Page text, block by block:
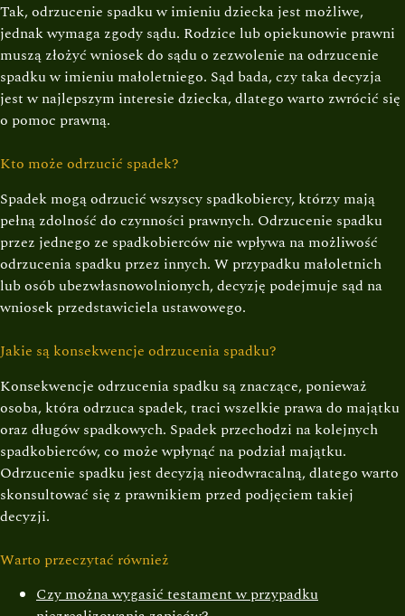
Tak, odrzucenie spadku w imieniu dziecka jest możliwe,
jednak wymaga zgody sądu. Rodzice lub opiekunowie prawni
muszą złożyć wniosek do sądu o zezwolenie na odrzucenie
spadku w imieniu małoletniego. Sąd bada, czy taka decyzja
jest w najlepszym interesie dziecka, dlatego warto zwrócić się
o pomoc prawną.
Kto może odrzucić spadek?
Spadek mogą odrzucić wszyscy spadkobiercy, którzy mają
pełną zdolność do czynności prawnych. Odrzucenie spadku
przez jednego ze spadkobierców nie wpływa na możliwość
odrzucenia spadku przez innych. W przypadku małoletnich
lub osób ubezwłasnowolnionych, decyzję podejmuje sąd na
wniosek przedstawiciela ustawowego.
Jakie są konsekwencje odrzucenia spadku?
Konsekwencje odrzucenia spadku są znaczące, ponieważ
osoba, która odrzuca spadek, traci wszelkie prawa do majątku
oraz długów spadkowych. Spadek przechodzi na kolejnych
spadkobierców, co może wpłynąć na podział majątku.
Odrzucenie spadku jest decyzją nieodwracalną, dlatego warto
skonsultować się z prawnikiem przed podjęciem takiej
decyzji.
Warto przeczytać również
Czy można wygasić testament w przypadku